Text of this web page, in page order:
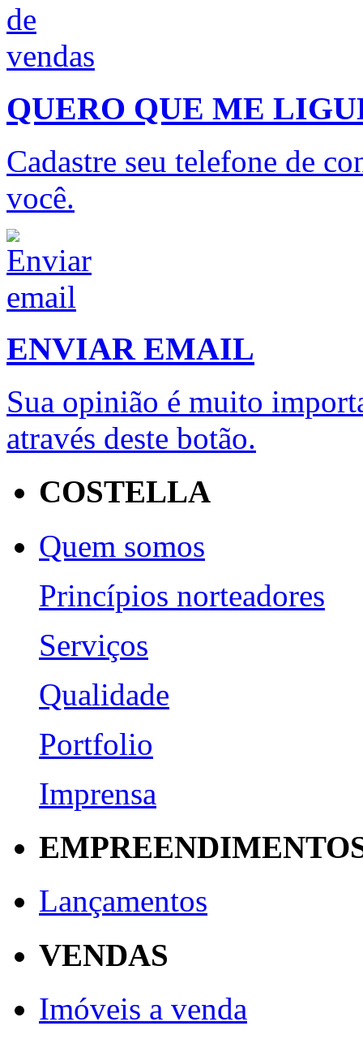
QUERO QUE ME
Cadastre seu telefone de
você.
ENVIAR EMAIL
Sua opinião é muito
através deste botão.
COSTELLA
Quem somos
Princípios norteadores
Serviços
Qualidade
Portfolio
Imprensa
Lançamentos
VENDAS
Imóveis a venda